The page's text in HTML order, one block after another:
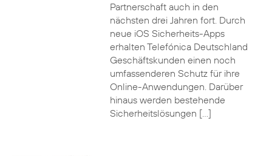
Partnerschaft auch in den
nächsten drei Jahren fort. Durch
neue iOS Sicherheits-Apps
erhalten Telefónica Deutschland
Geschäftskunden einen noch
umfassenderen Schutz für ihre
Online-Anwendungen. Darüber
hinaus werden bestehende
Sicherheitslösungen […]